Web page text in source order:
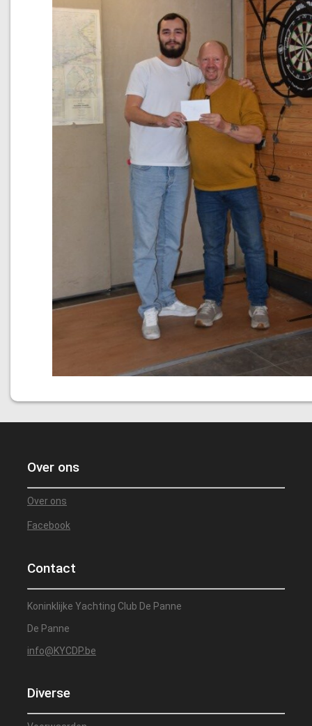
Over ons
Over ons
Facebook
Contact
Koninklijke Yachting Club De Panne
De Panne
info@KYCDP.be
Diverse